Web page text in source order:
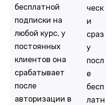
бесплатной
подписки на
любой курс, у
постоянных
клиентов она
срабатывает
после
авторизации в
ческ
и
сраз
у
посл
е
бесп
латн